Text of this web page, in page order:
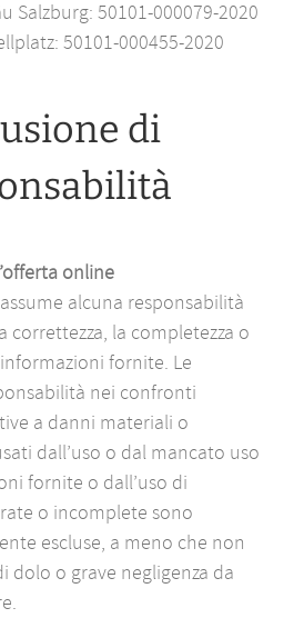
Salzburg: 50101-000079-2020
50101-000455-2020
di
online
alcuna responsabilità
correttezza, la completezza o
fornite. Le
nei confronti
a danni materiali o
dall’uso o dal mancato uso
fornite o dall’uso di
o incomplete sono
escluse, a meno che non
dolo o grave negligenza da